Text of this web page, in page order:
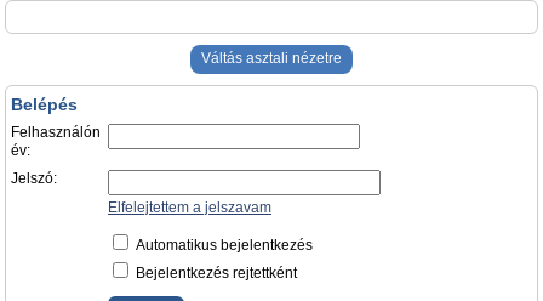
Váltás asztali nézetre
Belépés
Felhasználón
év:
Jelszó:
Elfelejtettem a jelszavam
Automatikus bejelentkezés
Bejelentkezés rejtettként